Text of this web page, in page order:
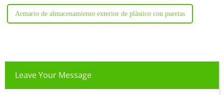
Armario de almacenamiento exterior de plástico con puertas
Leave Your Message